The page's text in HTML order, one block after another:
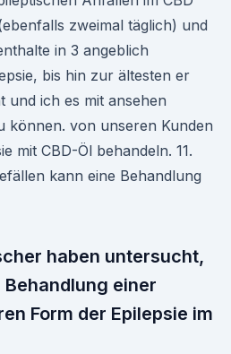
zweimal täglich) und
in 3 angeblich
bis hin zur ältesten er
und ich es mit ansehen
können. von unseren Kunden
mit CBD-Öl behandeln. 11.
kann eine Behandlung
haben untersucht,
einer
Form der Epilepsie im